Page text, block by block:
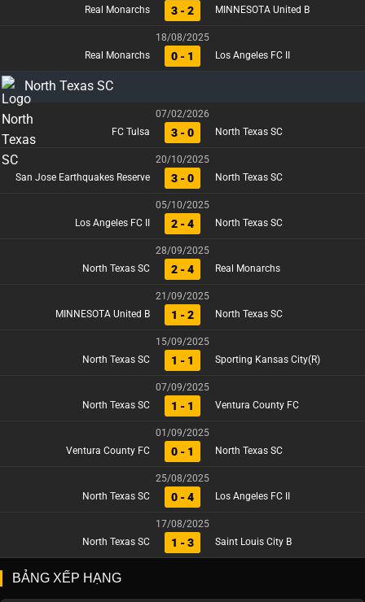
Real Monarchs
3 - 2 MINNESOTA United B
18/08/2025
Real Monarchs
0 - 1 Los Angeles FC II
North Texas SC
07/02/2026
FC Tulsa
3 - 0 North Texas SC
20/10/2025
San Jose Earthquakes Reserve
3 - 0 North Texas SC
05/10/2025
Los Angeles FC II
2 - 4 North Texas SC
28/09/2025
North Texas SC
2 - 4 Real Monarchs
21/09/2025
MINNESOTA United B
1 - 2 North Texas SC
15/09/2025
North Texas SC
1 - 1 Sporting Kansas City(R)
07/09/2025
North Texas SC
1 - 1 Ventura County FC
01/09/2025
Ventura County FC
0 - 1 North Texas SC
25/08/2025
North Texas SC
0 - 4 Los Angeles FC II
17/08/2025
North Texas SC
1 - 3 Saint Louis City B
BẢNG XẾP HẠNG